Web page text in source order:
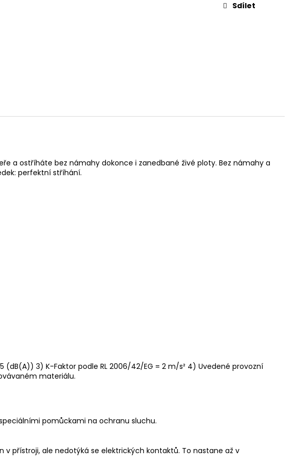
Sdílet
a ostříháte bez námahy dokonce i zanedbané živé ploty. Bez námahy a
perfektní stříhání.
(dB(A)) 3) K-Faktor podle RL 2006/42/EG = 2 m/s² 4) Uvedené provozní
materiálu.
pomůckami na ochranu sluchu.
přístroji, ale nedotýká se elektrických kontaktů. To nastane až v